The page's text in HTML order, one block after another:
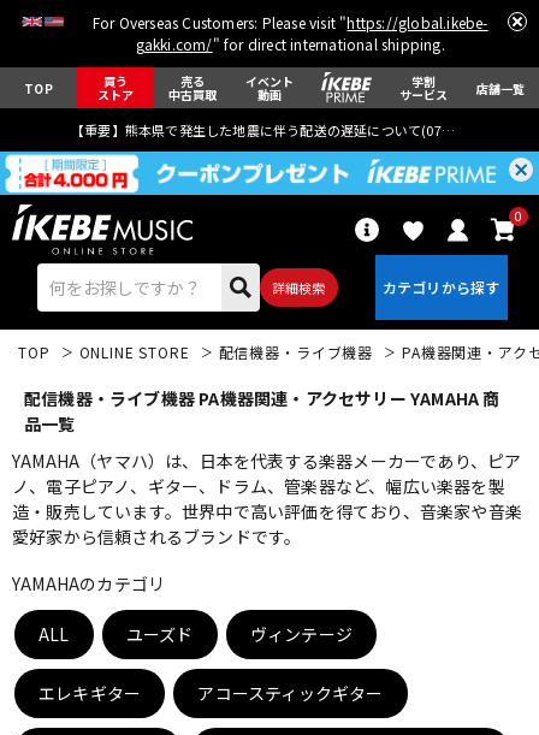
For Overseas Customers: Please visit "https://global.ikebe-
gakki.com/" for direct international shipping.
TOP 買う
ストア
売る
中古買取
イベント
動画
学割
サービス 店舗一覧
【重要】熊本県で発生した地震に伴う配送の遅延について(07月29日
詳細検索
0
エレキギター アコギ/エレアコ
ベース
ドラム パーカッション
TOP ONLINE STORE 配信機器・ライブ機器 PA機器関連・アク
配信機器・ライブ機器 PA機器関連・アクセサリー YAMAHA 商
品一覧
YAMAHA（ヤマハ）は、日本を代表する楽器メーカーであり、ピア
ノ、電子ピアノ、ギター、ドラム、管楽器など、幅広い楽器を製
造・販売しています。世界中で高い評価を得ており、音楽家や音楽
愛好家から信頼されるブランドです。
YAMAHAのカテゴリ
ALL ユーズド ヴィンテージ
エレキギター アコースティックギター